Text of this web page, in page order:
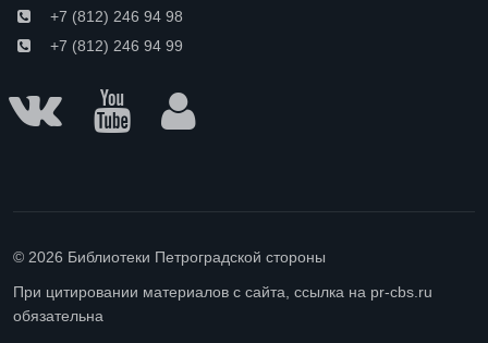
+7 (812) 246 94 98
+7 (812) 246 94 99
© 2026 Библиотеки Петроградской стороны
При цитировании материалов с сайта, ссылка на pr-cbs.ru
обязательна